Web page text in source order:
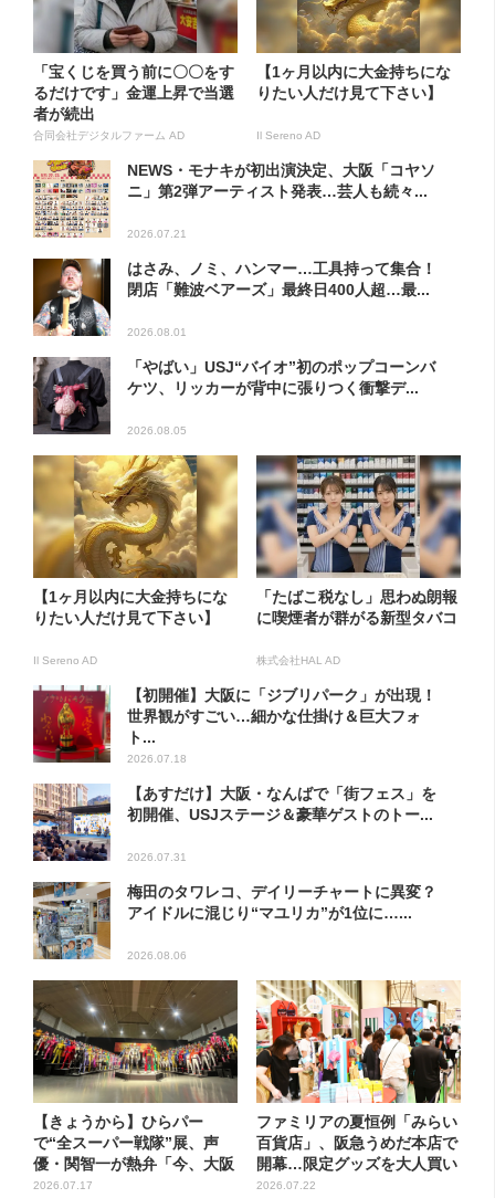
「宝くじを買う前に〇〇をす
るだけです」金運上昇で当選
者が続出
合同会社デジタルファーム AD
【1ヶ月以内に大金持ちにな
りたい人だけ見て下さい】
Il Sereno AD
NEWS・モナキが初出演決定、大阪「コヤソ
ニ」第2弾アーティスト発表…芸人も続々...
2026.07.21
はさみ、ノミ、ハンマー…工具持って集合！
閉店「難波ベアーズ」最終日400人超…最...
2026.08.01
「やばい」USJ“バイオ”初のポップコーンバ
ケツ、リッカーが背中に張りつく衝撃デ...
2026.08.05
【1ヶ月以内に大金持ちにな
りたい人だけ見て下さい】
Il Sereno AD
「たばこ税なし」思わぬ朗報
に喫煙者が群がる新型タバコ
株式会社HAL AD
【初開催】大阪に「ジブリパーク」が出現！
世界観がすごい…細かな仕掛け＆巨大フォ
ト...
2026.07.18
【あすだけ】大阪・なんばで「街フェス」を
初開催、USJステージ＆豪華ゲストのトー...
2026.07.31
梅田のタワレコ、デイリーチャートに異変？
アイドルに混じり“マユリカ”が1位に…...
2026.08.06
【きょうから】ひらパー
で“全スーパー戦隊”展、声
優・関智一が熱弁「今、大阪
に全戦...
2026.07.17
ファミリアの夏恒例「みらい
百貨店」、阪急うめだ本店で
開幕…限定グッズを大人買い
す...
2026.07.22